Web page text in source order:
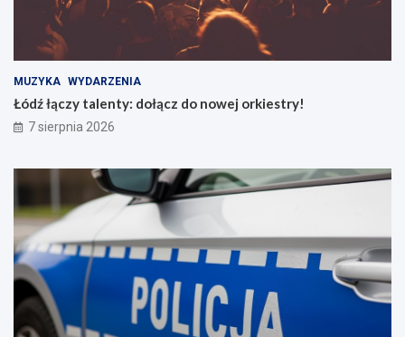
MUZYKA WYDARZENIA
Łódź łączy talenty: dołącz do nowej orkiestry!
7 sierpnia 2026